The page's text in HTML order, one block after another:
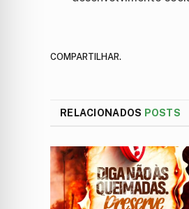
COMPARTILHAR.
RELACIONADOS POSTS